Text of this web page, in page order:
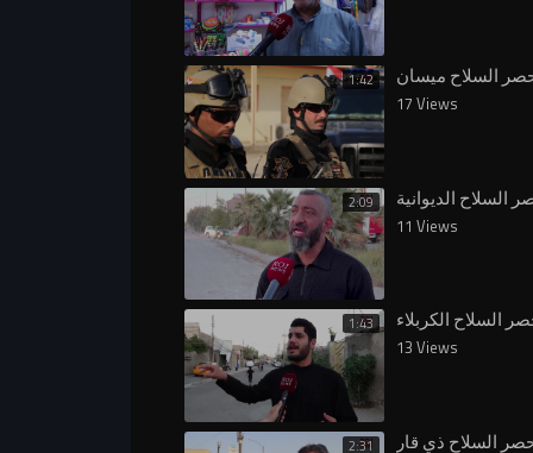
1:42 السلاح ميسان
17 Views
2:09 الديوانية
11 Views
1:43 السلاح الكربلاء
13 Views
2:31 السلاح ذي قار